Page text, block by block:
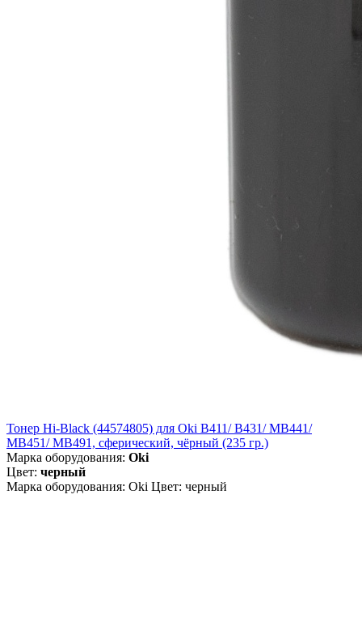
Тонер Hi-Black (44574805) для Oki B411/ B431/ MB441/
MB451/ MB491, сферический, чёрный (235 гр.)
Марка оборудования: Oki
Цвет: черный
Марка оборудования: Oki Цвет: черный